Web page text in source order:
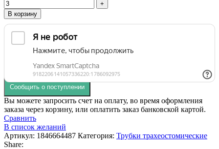
В корзину
Сообщить о поступлении
Вы можете запросить счет на оплату, во время оформления
заказа через корзину, или оплатить заказ банковской картой.
Сравнить
В список желаний
Артикул: 1846664487 Категория: Трубки трахеостомические
Share: